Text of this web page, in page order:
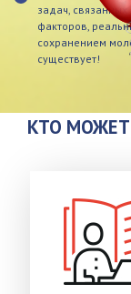
задач,
факторов,
сохранением
существует!
КТО